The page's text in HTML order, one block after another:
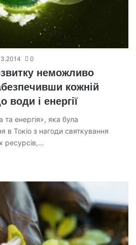
0
неможливо
кожній
води і енергії
енергія», яка була
в Токіо з нагоди святкування
ресурсів,…